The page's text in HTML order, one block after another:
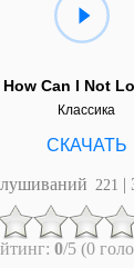
Can I Not
Классика
221 |
0/5 (0